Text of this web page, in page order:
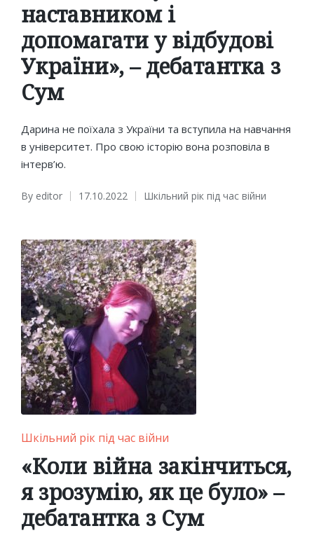
наставником і
допомагати у відбудові
України», – дебатантка з
Сум
Дарина не поїхала з України та вступила на навчання
в університет. Про свою історію вона розповіла в
інтерв’ю.
Posted
By editor 17.10.2022
Posted
Шкільний рік під час війни
Posted
Шкільний рік під час війни
«Коли війна закінчиться,
я зрозумію, як це було» –
дебатантка з Сум